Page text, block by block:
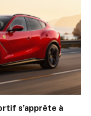
s’apprête à